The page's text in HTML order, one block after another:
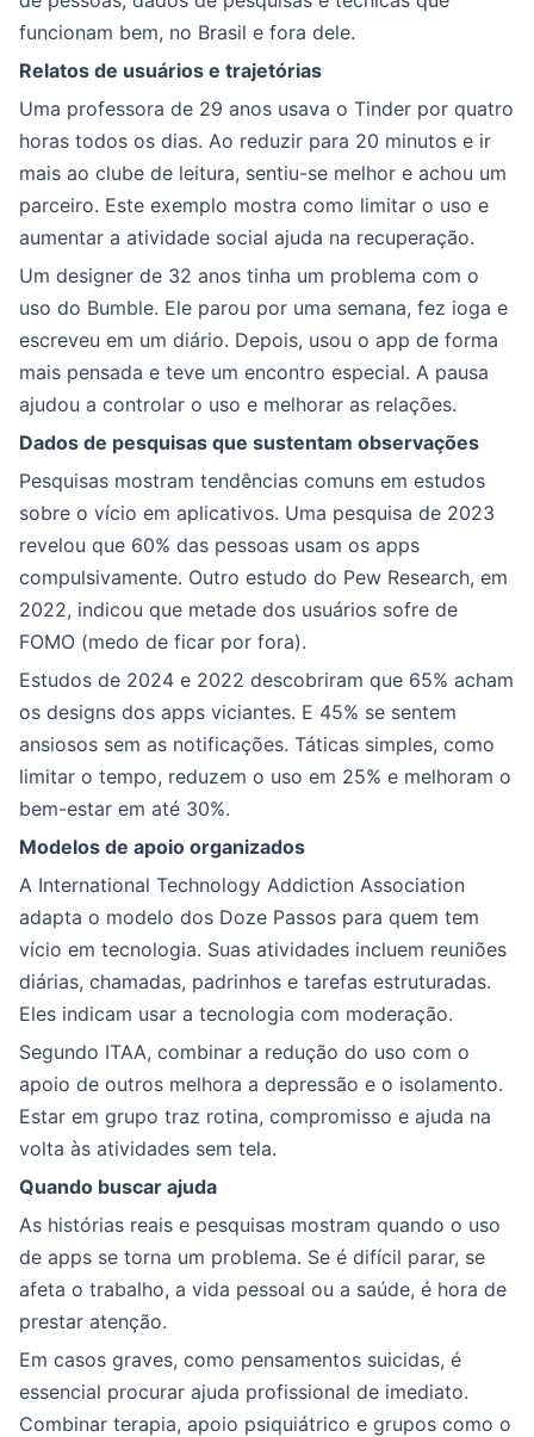
funcionam bem, no Brasil e fora dele.
Relatos de usuários e trajetórias
Uma professora de 29 anos usava o Tinder por quatro
horas todos os dias. Ao reduzir para 20 minutos e ir
mais ao clube de leitura, sentiu-se melhor e achou um
parceiro. Este exemplo mostra como limitar o uso e
aumentar a atividade social ajuda na recuperação.
Um designer de 32 anos tinha um problema com o
uso do Bumble. Ele parou por uma semana, fez ioga e
escreveu em um diário. Depois, usou o app de forma
mais pensada e teve um encontro especial. A pausa
ajudou a controlar o uso e melhorar as relações.
Dados de pesquisas que sustentam observações
Pesquisas mostram tendências comuns em estudos
sobre o vício em aplicativos. Uma pesquisa de 2023
revelou que 60% das pessoas usam os apps
compulsivamente. Outro estudo do Pew Research, em
2022, indicou que metade dos usuários sofre de
FOMO (medo de ficar por fora).
Estudos de 2024 e 2022 descobriram que 65% acham
os designs dos apps viciantes. E 45% se sentem
ansiosos sem as notificações. Táticas simples, como
limitar o tempo, reduzem o uso em 25% e melhoram o
bem-estar em até 30%.
Modelos de apoio organizados
A International Technology Addiction Association
adapta o modelo dos Doze Passos para quem tem
vício em tecnologia. Suas atividades incluem reuniões
diárias, chamadas, padrinhos e tarefas estruturadas.
Eles indicam usar a tecnologia com moderação.
Segundo ITAA, combinar a redução do uso com o
apoio de outros melhora a depressão e o isolamento.
Estar em grupo traz rotina, compromisso e ajuda na
volta às atividades sem tela.
Quando buscar ajuda
As histórias reais e pesquisas mostram quando o uso
de apps se torna um problema. Se é difícil parar, se
afeta o trabalho, a vida pessoal ou a saúde, é hora de
prestar atenção.
Em casos graves, como pensamentos suicidas, é
essencial procurar ajuda profissional de imediato.
Combinar terapia, apoio psiquiátrico e grupos como o